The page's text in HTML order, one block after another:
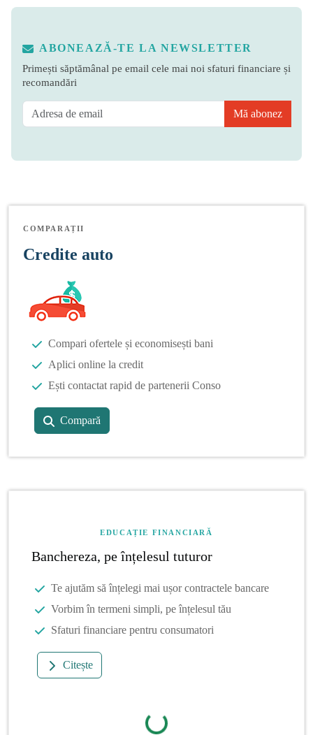
ABONEAZĂ-TE LA NEWSLETTER
Primești săptămânal pe email cele mai noi sfaturi financiare și
recomandări
Mă abonez
COMPARAȚII
Credite auto
Compari ofertele și economisești bani
Aplici online la credit
Ești contactat rapid de partenerii Conso
Compară
EDUCAȚIE FINANCIARĂ
Banchereza, pe înțelesul tuturor
Te ajutăm să înțelegi mai ușor contractele bancare
Vorbim în termeni simpli, pe înțelesul tău
Sfaturi financiare pentru consumatori
Citește